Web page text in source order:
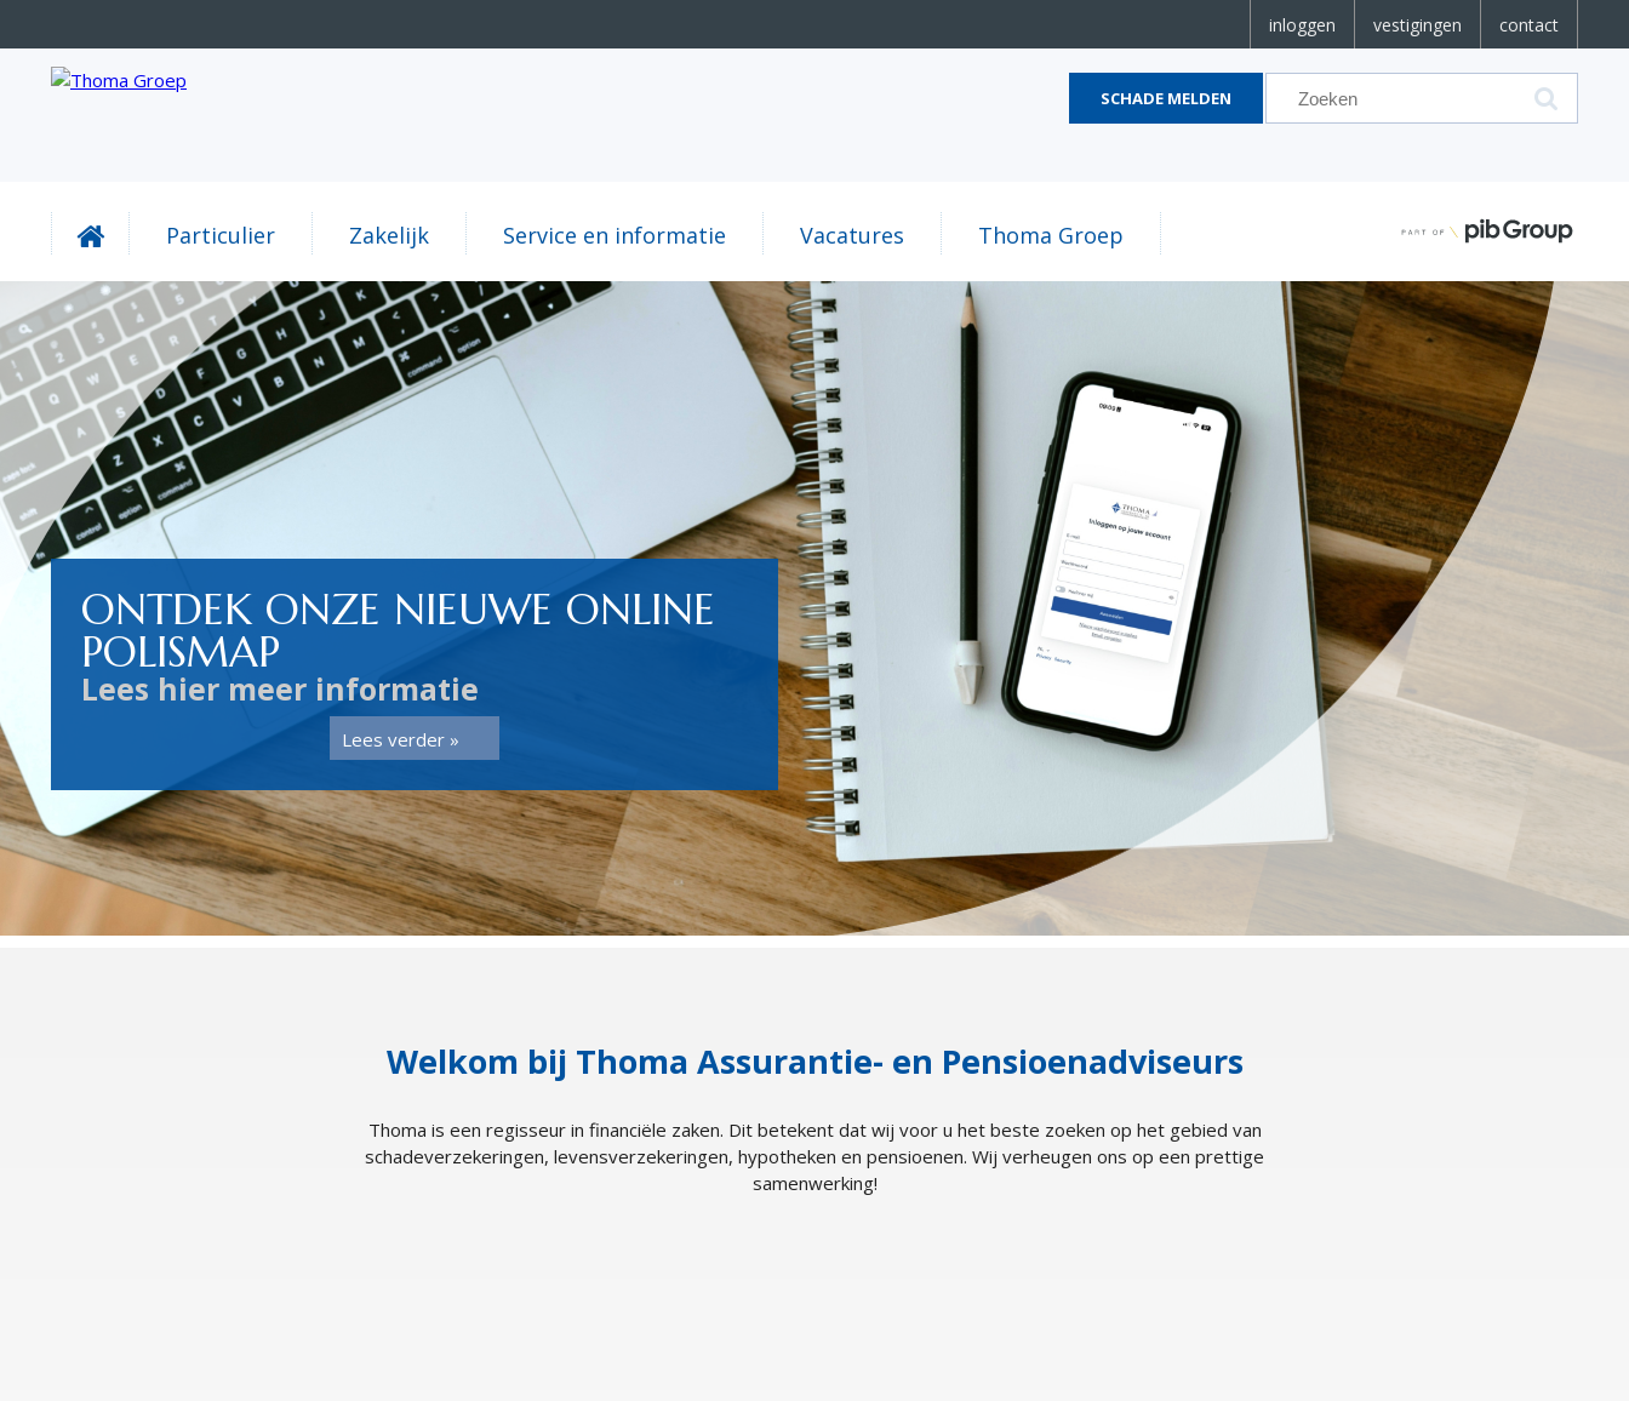
contact
vestigingen
inloggen
SCHADE MELDEN
Particulier Zakelijk Service en informatie Vacatures Thoma Groep
ONTDEK ONZE NIEUWE ONLINE
POLISMAP
Lees hier meer informatie
Lees verder »
Welkom bij Thoma Assurantie- en Pensioenadviseurs
Thoma is een regisseur in financiële zaken. Dit betekent dat wij voor u het beste zoeken op het gebied van
schadeverzekeringen, levensverzekeringen, hypotheken en pensioenen. Wij verheugen ons op een prettige
samenwerking!